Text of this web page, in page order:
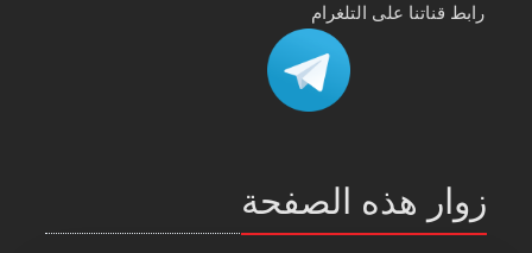
رابط قناتنا على التلغرام
زوار هذه الصفحة